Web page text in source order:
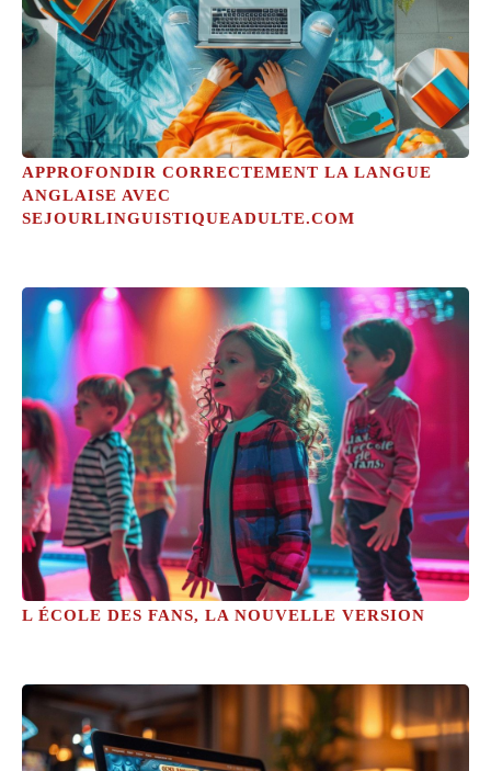
APPROFONDIR CORRECTEMENT LA LANGUE
ANGLAISE AVEC
SEJOURLINGUISTIQUEADULTE.COM
L ÉCOLE DES FANS, LA NOUVELLE VERSION